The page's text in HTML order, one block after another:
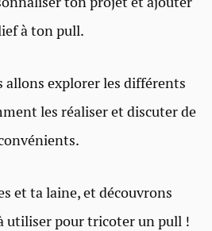
à ton pull.
allons explorer les différents
les réaliser et discuter de
et ta laine, et découvrons
utiliser pour tricoter un pull !